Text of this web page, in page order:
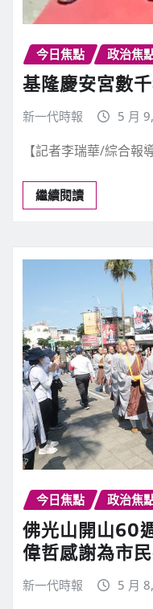
今日焦點 政治焦
基隆慶安宮數
新一代時報 5 月
【記者李瑞華/綜合
繼續閱讀
今日焦點 政治焦
佛光山開山60
偉哲感謝為市
新一代時報 5 月